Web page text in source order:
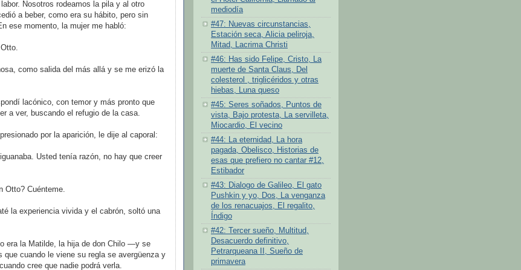
Nosotros rodeamos la pila y al otro
a beber, como era su hábito, pero sin
ese momento, la mujer me habló:
como salida del más allá y se me erizó la
lacónico, con temor y más pronto que
a ver, buscando el refugio de la casa.
por la aparición, le dije al caporal:
Usted tenía razón, no hay que creer
Cuénteme.
la experiencia vivida y el cabrón, soltó una
era la Matilde, la hija de don Chilo —y se
cuando le viene su regla se avergüenza y
cree que nadie podrá verla.
mediodía
#47: Nuevas circunstancias,
Estación seca, Alicia peliroja,
Mitad, Lacrima Christi
#46: Has sido Felipe, Cristo, La
muerte de Santa Claus, Del
colesterol , triglicéridos y otras
hiebas, Luna queso
#45: Seres soñados, Puntos de
vista, Bajo protesta, La servilleta,
Miocardio, El vecino
#44: La eternidad, La hora
pagada, Obelisco, Historias de
esas que prefiero no cantar #12,
Estibador
#43: Dialogo de Galileo, El gato
Pushkin y yo, Dos, La venganza
de los renacuajos, El regalito,
Índigo
#42: Tercer sueño, Multitud,
Desacuerdo definitivo,
Petrarqueana II, Sueño de
primavera